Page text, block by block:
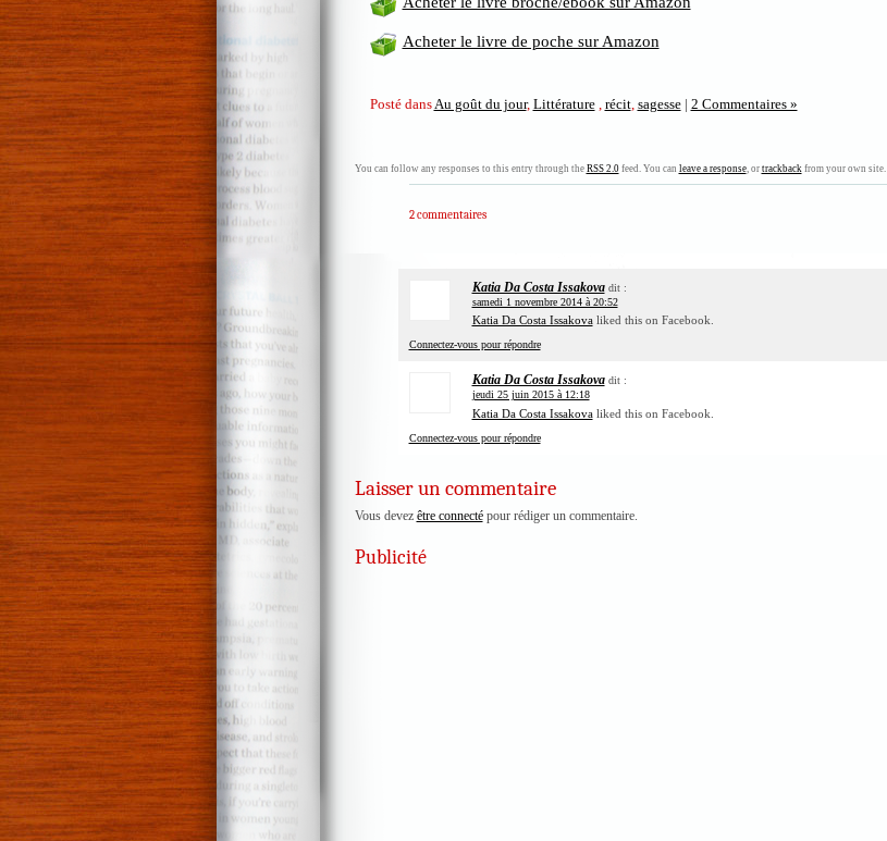
Acheter le livre de poche sur Amazon
Posté dans Au goût du jour, Littérature, récit, sagesse | 2 Commentaires »
You can follow any responses to this entry through the RSS 2.0feed. You can leave a response, or trackbackfrom your own site.
2 commentaires
Katia Da Costa Issakova dit :
samedi 1 novembre 2014 à 20:52
Katia Da Costa Issakovaliked this on Facebook.
Connectez-vous pour répondre
Katia Da Costa Issakova dit :
jeudi 25 juin 2015 à 12:18
Katia Da Costa Issakovaliked this on Facebook.
Connectez-vous pour répondre
Laisser un commentaire
Vous devez être connectépour rédiger un commentaire.
Publicité